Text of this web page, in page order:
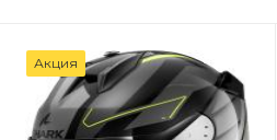
Акция